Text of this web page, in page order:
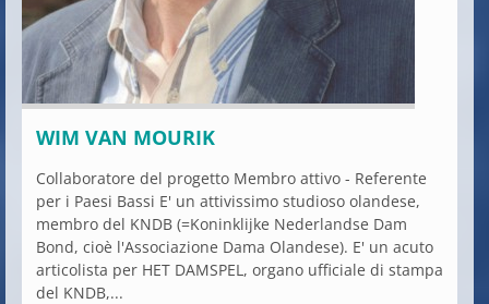
WIM VAN MOURIK
Collaboratore del progetto Membro attivo - Referente
per i Paesi Bassi E' un attivissimo studioso olandese,
membro del KNDB (=Koninklijke Nederlandse Dam
Bond, cioè l'Associazione Dama Olandese). E' un acuto
articolista per HET DAMSPEL, organo ufficiale di stampa
del KNDB,...